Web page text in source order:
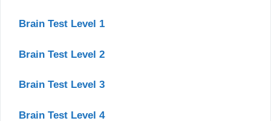
Brain Test Level 1
Brain Test Level 2
Brain Test Level 3
Brain Test Level 4